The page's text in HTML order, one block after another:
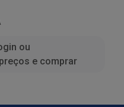
ou
e comprar